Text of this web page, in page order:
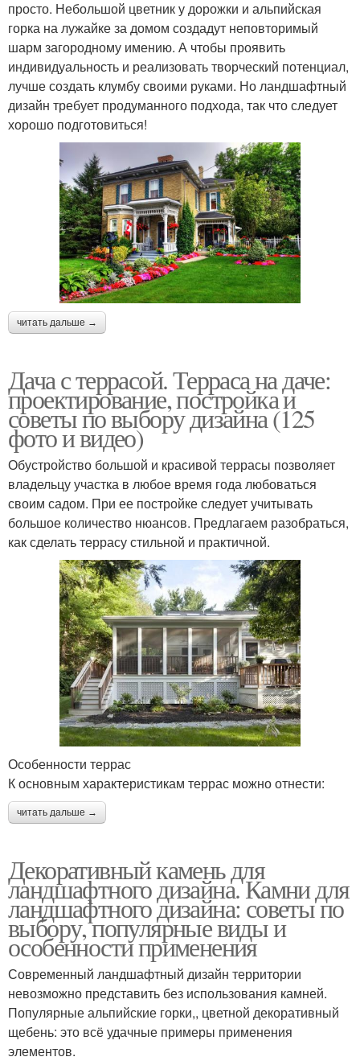
просто. Небольшой цветник у дорожки и альпийская
горка на лужайке за домом создадут неповторимый
шарм загородному имению. А чтобы проявить
индивидуальность и реализовать творческий потенциал,
лучше создать клумбу своими руками. Но ландшафтный
дизайн требует продуманного подхода, так что следует
хорошо подготовиться!
читать дальше →
Дача с террасой. Терраса на даче:
проектирование, постройка и
советы по выбору дизайна (125
фото и видео)
Обустройство большой и красивой террасы позволяет
владельцу участка в любое время года любоваться
своим садом. При ее постройке следует учитывать
большое количество нюансов. Предлагаем разобраться,
как сделать террасу стильной и практичной.
Особенности террас
К основным характеристикам террас можно отнести:
читать дальше →
Декоративный камень для
ландшафтного дизайна. Камни для
ландшафтного дизайна: советы по
выбору, популярные виды и
особенности применения
Современный ландшафтный дизайн территории
невозможно представить без использования камней.
Популярные альпийские горки,, цветной декоративный
щебень: это всё удачные примеры применения
элементов.